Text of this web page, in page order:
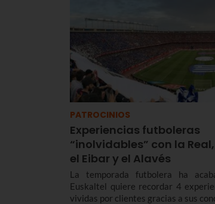
PATROCINIOS
Experiencias futboleras
“inolvidables” con la
el Eibar y el Alavés
La temporada futbolera ha
Euskaltel quiere recordar 4
vividas por clientes gracias a sus